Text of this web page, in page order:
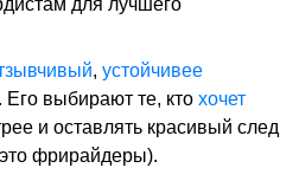
, устойчивее
Его выбирают те, кто хочет
и оставлять красивый след
фрирайдеры).